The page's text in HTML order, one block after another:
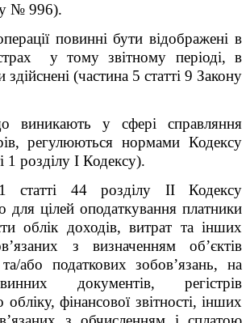
№ 996).
повинні бути відображені в
у тому звітному періоді, в
(частина 5 статті 9 Закону
виникають у сфері справляння
регулюються нормами Кодексу
1 розділу І Кодексу).
статті 44 розділу II Кодексу
для цілей оподаткування платники
облік доходів, витрат та інших
з визначенням об’єктів
або податкових зобов’язань, на
документів, регістрів
обліку, фінансової звітності, інших